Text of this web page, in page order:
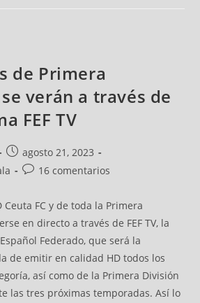
de Primera
verán a través de
FEF TV
agosto 21, 2023
16 comentarios
FC y de toda la Primera
en directo a través de FEF TV, la
Federado, que será la
de emitir en calidad HD todos los
así como de la Primera División
las tres próximas temporadas. Así lo